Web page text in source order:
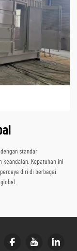
standar
keandalan. Kepatuhan ini
diri di berbagai